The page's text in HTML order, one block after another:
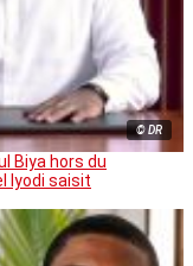
© DR
Biya hors du
Iyodi saisit